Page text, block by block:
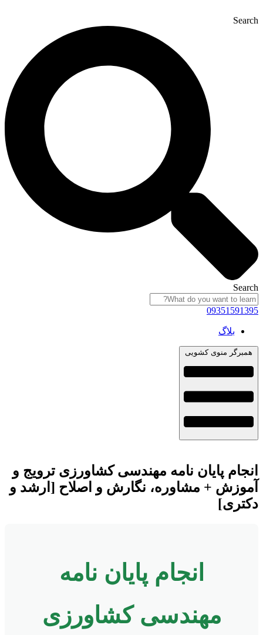
Search
Search
09351591395
بلاگ
همبرگر منوی کشویی
انجام پایان نامه مهندسی کشاورزی ترویج و
آموزش + مشاوره، نگارش و اصلاح [ارشد و
دکتری]
انجام پایان نامه
مهندسی کشاورزی